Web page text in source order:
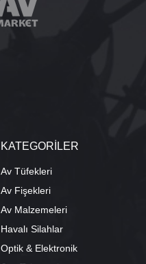
KATEGORİLER
Av Tüfekleri
Av Fişekleri
Av Malzemeleri
Havalı Silahlar
Optik & Elektronik